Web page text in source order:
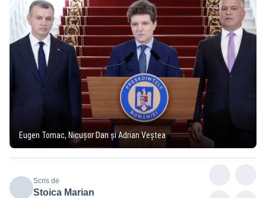
Eugen Tomac, Nicușor Dan și Adrian Veștea
Scris de
Stoica Marian